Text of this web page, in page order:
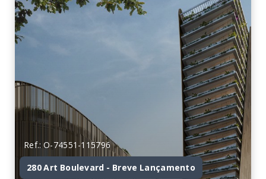
Ref.: O-74551-115796
280 Art Boulevard - Breve Lançamento